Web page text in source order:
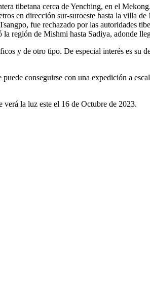
tibetana cerca de Yenching, en el
en dirección sur-suroeste hasta la villa
fue rechazado por las autoridades
región de Mishmi hasta Sadiya, adonde
y de otro tipo. De especial interés es su
conseguirse con una expedición a
verá la luz este el 16 de Octubre de 2023.